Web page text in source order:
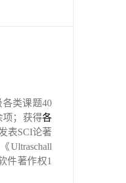
类课题40
项；获得各
表SCI论著
Ultraschall
件著作权1